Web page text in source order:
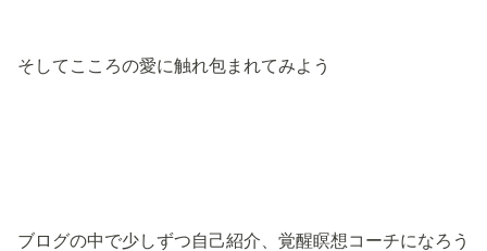
そしてこころの愛に触れ包まれてみよう
ブログの中で少しずつ自己紹介、覚醒瞑想コーチになろう